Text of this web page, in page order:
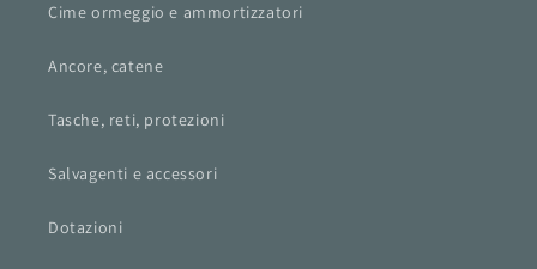
Cime ormeggio e ammortizzatori
Ancore, catene
Tasche, reti, protezioni
Salvagenti e accessori
Dotazioni